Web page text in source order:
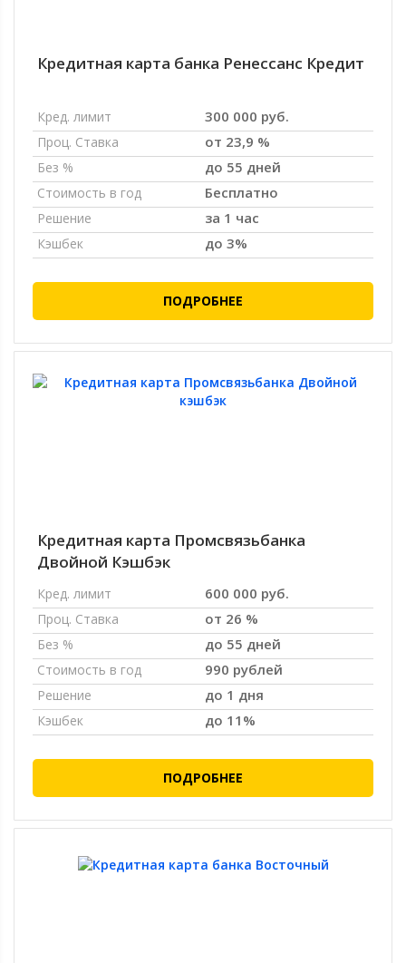
Кредитная карта банка Ренессанс Кредит
Кред. лимит 300 000 руб.
Проц. Ставка от 23,9 %
Без % до 55 дней
Стоимость в год Бесплатно
Решение за 1 час
Кэшбек до 3%
ПОДРОБНЕЕ
Кредитная карта Промсвязьбанка
Двойной Кэшбэк
Кред. лимит 600 000 руб.
Проц. Ставка от 26 %
Без % до 55 дней
Стоимость в год 990 рублей
Решение до 1 дня
Кэшбек до 11%
ПОДРОБНЕЕ